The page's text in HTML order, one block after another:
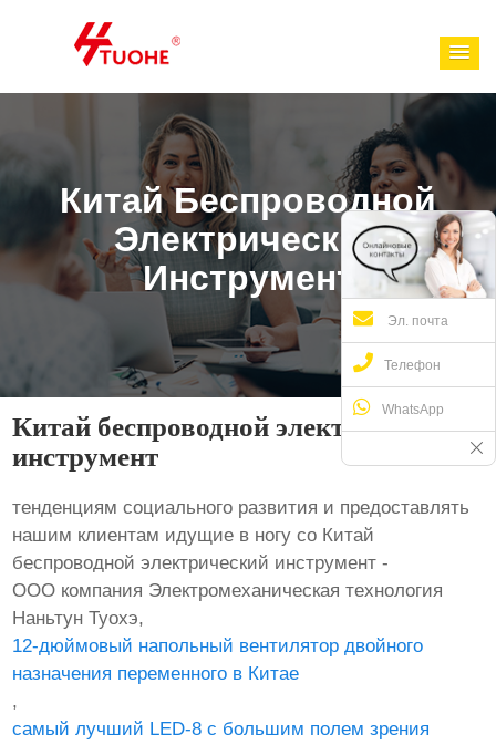
Китай Беспроводной
Электрический
Инструмент
Китай беспроводной электрический
инструмент
тенденциям социального развития и предоставлять
нашим клиентам идущие в ногу со Китай
беспроводной электрический инструмент -
ООО компания Электромеханическая технология
Наньтун Туохэ,
12-дюймовый напольный вентилятор двойного
назначения переменного в Китае
,
самый лучший LED-8 с большим полем зрения
Эл. почта
Телефон
WhatsApp